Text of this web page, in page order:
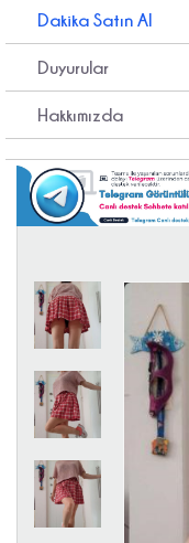
Dakika Satın Al
Duyurular
Hakkımızda